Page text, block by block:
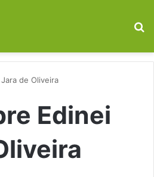
de Oliveira
Edinei